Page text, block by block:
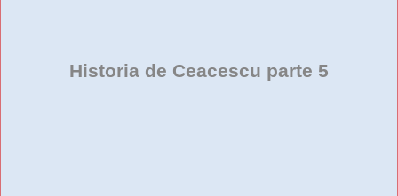
Historia de Ceacescu parte 5